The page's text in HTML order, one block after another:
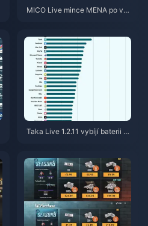
MICO Live mince MENA po ver
Taka Live 1.2.11 vybíjí baterii př